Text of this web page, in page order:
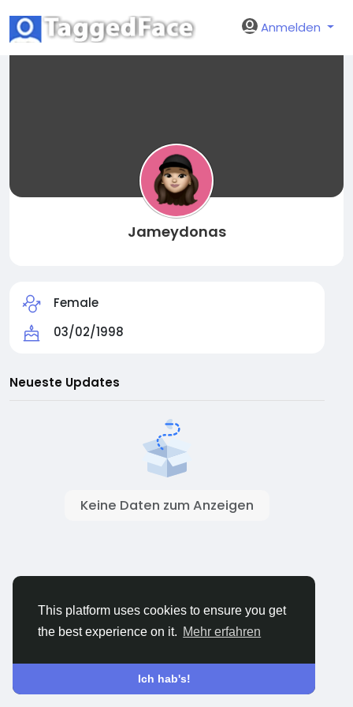
This platform uses cookies to ensure you get
the best experience on it. Mehr erfahren
Ich hab's!
Anmelden
Jameydonas
Female
03/02/1998
Neueste Updates
Keine Daten zum Anzeigen